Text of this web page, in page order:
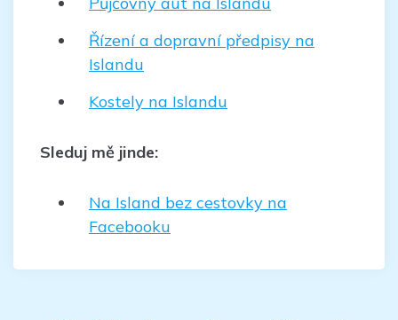
Řízení a dopravní předpisy na
Islandu
Kostely na Islandu
Sleduj mě jinde:
Na Island bez cestovky na
Facebooku